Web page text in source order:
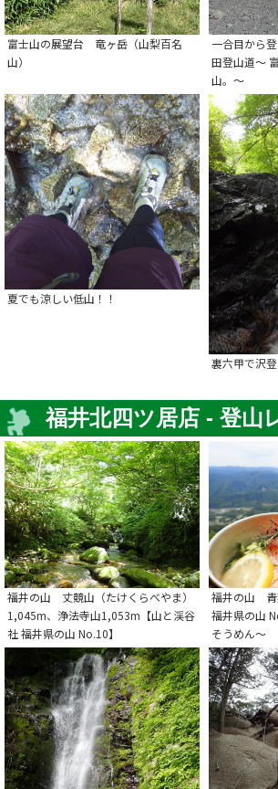
富士山の展望台 竜ヶ岳（山梨百名
山）
一合目から
田登山道～
山。～
夏でも涼しい低山！！
裏六甲で沢
福井北四ツ居店 - 登山
福井の山 丈競山（たけくらべやま）
1,045m、浄法寺山1,053m【山と渓谷
社 福井県の山 No.10】
福井の山 青
福井県の山
そうめん～